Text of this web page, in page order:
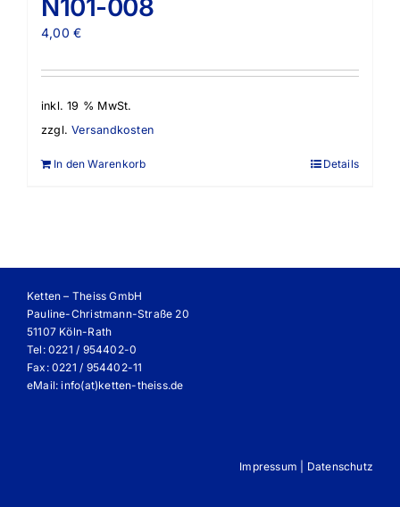
N101-008
4,00€
inkl. 19 % MwSt.
zzgl.Versandkosten
In den Warenkorb Details
Ketten – Theiss GmbH
Pauline-Christmann-Straße 20
51107 Köln-Rath
Tel: 0221 / 954402-0
Fax: 0221 / 954402-11
eMail:info(at)ketten-theiss.de
Impressum Datenschutz